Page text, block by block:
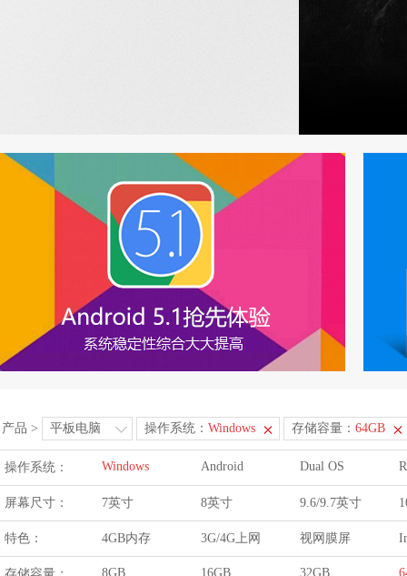
产品 > 平板电脑 操作系统： Windows 存储容量： 64GB
操作系统： Windows Android Dual OS
屏幕尺寸： 7英寸 8英寸 9.6/9.7英寸
特色： 4GB内存 3G/4G上网 视网膜屏
8GB 16GB 32GB